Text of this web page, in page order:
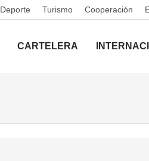
Deporte Turismo Cooperación
CARTELERA